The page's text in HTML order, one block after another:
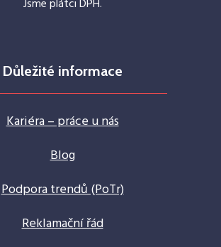
Jsme plátci DPH.
Důležité informace
Kariéra – práce u nás
Blog
Podpora trendů (PoTr)
Reklamační řád